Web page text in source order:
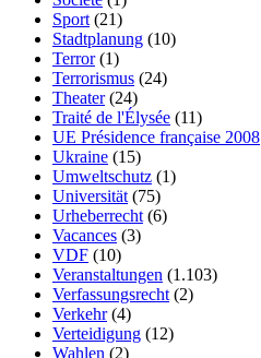
Sport(21)
Stadtplanung (10)
Terror(1)
Terrorismus (24)
Theater(24)
Traité de l'Élysée (11)
UE Présidence française 2008
Ukraine (15)
Umweltschutz (1)
Universität(75)
Urheberrecht(6)
Vacances (3)
VDF (10)
Veranstaltungen (1.103)
Verfassungsrecht(2)
Verkehr(4)
Verteidigung (12)
Wahlen (2)